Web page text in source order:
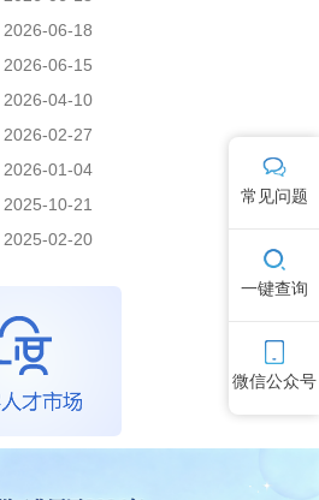
常见问题
一键查询
微信公众号
2026-06-18
2026-06-15
2026-04-10
2026-02-27
2026-01-04
2025-10-21
2025-02-20